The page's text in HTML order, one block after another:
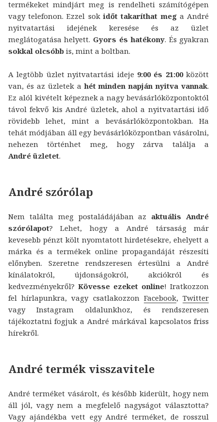
termékeket mindjárt meg is rendelheti számítógépen
vagy telefonon. Ezzel sokidőt takaríthat mega André
nyitvatartási idejének keresése és az üzlet
meglátogatása helyett. Gyors és hatékony. És gyakran
sokkal olcsóbbis, mint a boltban.
A legtöbb üzlet nyitvatartási ideje 9:00 és 21:00között
van, és az üzletek ahét minden napján nyitva vannak.
Ez alól kivételt képeznek a nagy bevásárlóközpontoktól
távol fekvő kis André üzletek, ahol a nyitvatartási idő
rövidebb lehet, mint a bevásárlóközpontokban. Ha
tehát módjában áll egy bevásárlóközpontban vásárolni,
nehezen történhet meg, hogy zárva találja a
André üzletet.
André szórólap
Nem találta meg postaládájában az aktuális André
szórólapot? Lehet, hogy a André társaság már
kevesebb pénzt költ nyomtatott hirdetésekre, ehelyett a
márka és a termékek online propagandáját részesíti
előnyben. Szeretne rendszeresen értesülni a André
kínálatokról, újdonságokról, akciókról és
kedvezményekről? Kövesse ezeket online! Iratkozzon
fel hírlapunkra, vagy csatlakozzonFacebook,Twitter
vagy Instagram oldalunkhoz, és rendszeresen
tájékoztatni fogjuk a André márkával kapcsolatos friss
hírekről.
André termék visszavitele
André terméket vásárolt, és később kiderült, hogy nem
áll jól, vagy nem a megfelelő nagyságot választotta?
Vagy ajándékba vett egy André terméket, de rosszul